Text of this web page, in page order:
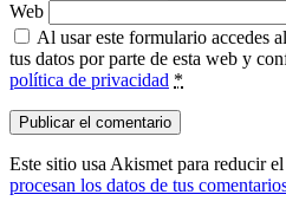
Web
Al usar este formulario accedes
tus datos por parte de esta web y
política de privacidad *
Este sitio usa Akismet para reducir el
procesan los datos de tus